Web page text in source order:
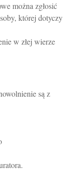
można zgłosić
której dotyczy
w złej wierze
są z